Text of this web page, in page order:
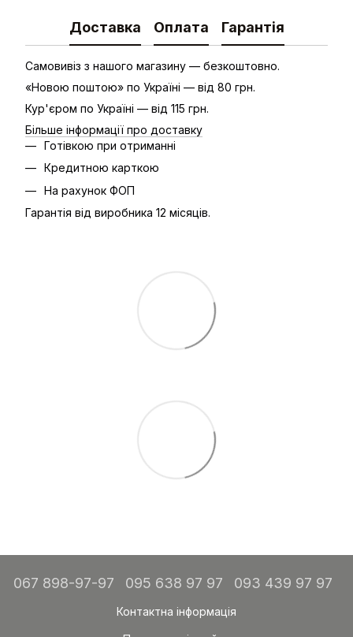
Доставка Оплата Гарантія
Самовивіз з нашого магазину — безкоштовно.
«Новою поштою» по Україні — від 80 грн.
Кур'єром по Україні — від 115 грн.
Більше інформації про доставку
Готівкою при отриманні
Кредитною карткою
На рахунок ФОП
Гарантія від виробника 12 місяців.
067 898-97-97 095 638 97 97 093 439 97 97
Контактна інформація